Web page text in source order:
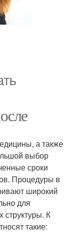
а также
выбор
сроки
Процедуры в
широкий
для
структуры. К
такие: